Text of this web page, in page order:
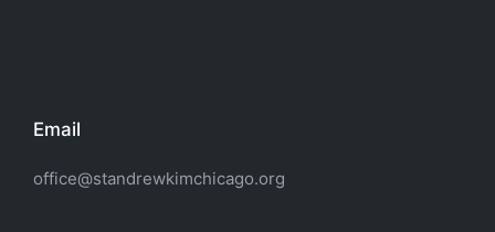
Email
office@standrewkimchicago.org